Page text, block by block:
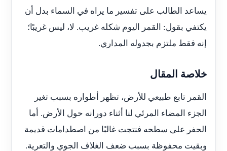
يساعد الطالب على تفسير ما يراه في السماء بدل أن
يكتفي بقول: القمر اليوم شكله غريب. لا، ليس غريبًا؛
إنه فقط ملتزم بجدوله المداري.
خلاصة المقال
القمر تابع طبيعي للأرض، تظهر أطواره بسبب تغير
الجزء المضاء المرئي لنا أثناء دورانه حول الأرض. أما
الحفر على سطحه فنتجت غالبًا من اصطدامات قديمة
وبقيت محفوظة بسبب ضعف الغلاف الجوي والتعرية.